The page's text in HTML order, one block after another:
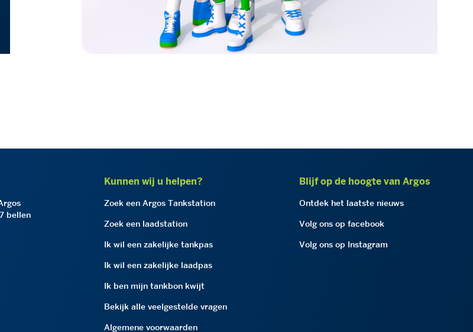
bellen
Kunnen wij u helpen?
Zoek een Argos Tankstation
Zoek een laadstation
Ik wil een zakelijke tankpas
Ik wil een zakelijke laadpas
Ik ben mijn tankbon kwijt
Bekijk alle veelgestelde vragen
Algemene voorwaarden
Blijf op de hoogte van Argos
Ontdek het laatste nieuws
Volg ons op facebook
Volg ons op Instagram